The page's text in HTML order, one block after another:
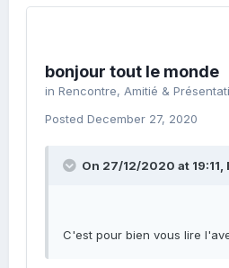
bonjour tout le monde
in Rencontre, Amitié &
Posted December 27, 2020
On 27/12/2020 at 19:11,
C'est pour bien vous lire